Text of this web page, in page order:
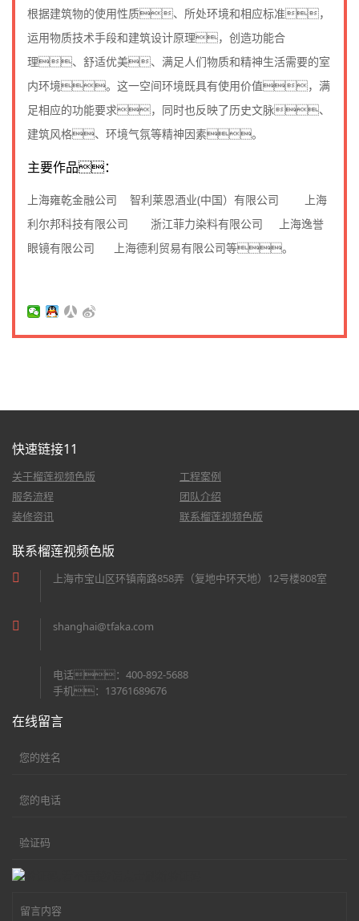
根据建筑物的使用性质、所处环境和相应标准，
运用物质技术手段和建筑设计原理，创造功能合
理、舒适优美、满足人们物质和精神生活需要的室
内环境。这一空间环境既具有使用价值，满
足相应的功能要求，同时也反映了历史文脉、
建筑风格、环境气氛等精神因素。
主要作品：
上海雍乾金融公司 智利莱恩酒业(中国）有限公司 上海
利尔邦科技有限公司 浙江菲力染料有限公司 上海逸誉
眼镜有限公司 上海德利贸易有限公司等。
快速链接11
关于榴莲视频色版
工程案例
服务流程
团队介绍
装修资讯
联系榴莲视频色版
联系榴莲视频色版
上海市宝山区环镇南路858弄（复地中环天地）12号楼808室
shanghai@tfaka.com
电话：400-892-5688
手机：13761689676
在线留言